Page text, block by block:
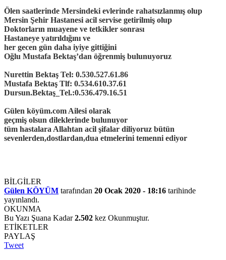
Ölen saatlerinde Mersindeki evlerinde rahatsızlanmış olup
Mersin Şehir Hastanesi acil servise getirilmiş olup
Doktorların muayene ve tetkikler sonrası
Hastaneye yatırıldığını ve
her gecen gün daha iyiye gittiğini
Oğlu Mustafa Bektaş’dan öğrenmiş bulunuyoruz
Nurettin Bektaş Tel: 0.530.527.61.86
Mustafa Bektaş Tlf: 0.534.610.37.61
Dursun.Bektaş_Tel.:0.536.479.16.51
Gülen köyüm.com Ailesi olarak
geçmiş olsun dileklerinde bulunuyor
tüm hastalara Allahtan acil şifalar diliyoruz bütün
sevenlerden,dostlardan,dua etmelerini temenni ediyor
BİLGİLER
Gülen KÖYÜM tarafından 20 Ocak 2020 - 18:16 tarihinde
yayınlandı.
OKUNMA
Bu Yazı Şuana Kadar2.502 kez Okunmuştur.
ETİKETLER
PAYLAŞ
Tweet